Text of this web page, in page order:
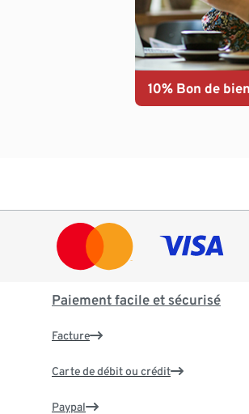
10% Bon de
Paiement facile et sécurisé
Facture
Carte de débit ou crédit
Paypal